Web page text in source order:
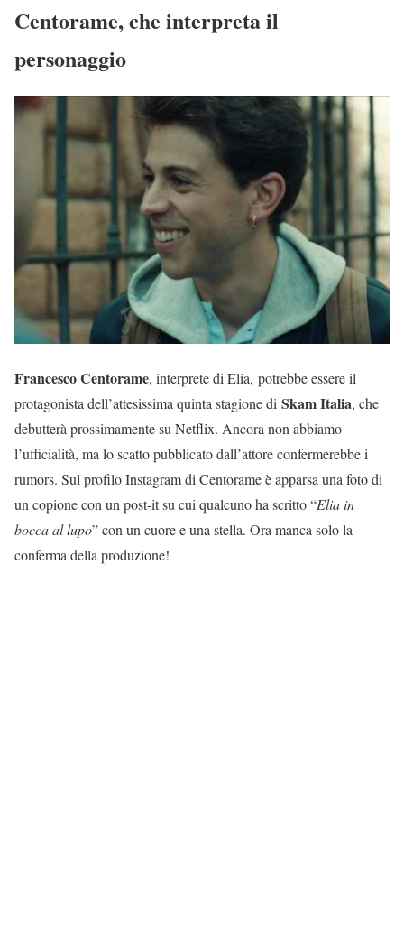
Centorame, che interpreta il
personaggio
Francesco Centorame, interprete di Elia, potrebbe essere il
protagonista dell’attesissima quinta stagione di Skam Italia, che
debutterà prossimamente su Netflix. Ancora non abbiamo
l’ufficialità, ma lo scatto pubblicato dall’attore confermerebbe i
rumors. Sul profilo Instagram di Centorame è apparsa una foto di
un copione con un post-it su cui qualcuno ha scritto “Elia in
bocca al lupo” con un cuore e una stella. Ora manca solo la
conferma della produzione!